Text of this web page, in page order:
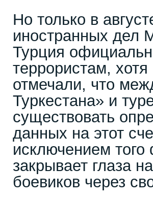
Но только в
иностранных дел
Турция
террористам,
отмечали, что
Туркестана» и
существовать
данных на этот
исключением
закрывает глаза
боевиков через